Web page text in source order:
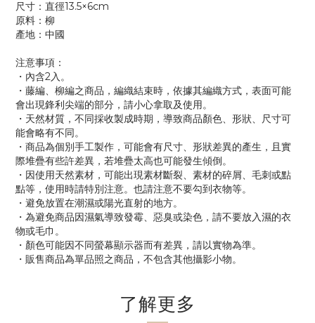
尺寸：直徑13.5×6cm
原料：柳
產地：中國
注意事項：
・內含2入。
・藤編、柳編之商品，編織結束時，依據其編織方式，表面可能
會出現鋒利尖端的部分，請小心拿取及使用。
・天然材質，不同採收製成時期，導致商品顏色、形狀、尺寸可
能會略有不同。
・商品為個別手工製作，可能會有尺寸、形狀差異的產生，且實
際堆疊有些許差異，若堆疊太高也可能發生傾倒。
・因使用天然素材，可能出現素材斷裂、素材的碎屑、毛刺或點
點等，使用時請特別注意。也請注意不要勾到衣物等。
・避免放置在潮濕或陽光直射的地方。
・為避免商品因濕氣導致發霉、惡臭或染色，請不要放入濕的衣
物或毛巾。
・顏色可能因不同螢幕顯示器而有差異，請以實物為準。
・販售商品為單品照之商品，不包含其他攝影小物。
了解更多